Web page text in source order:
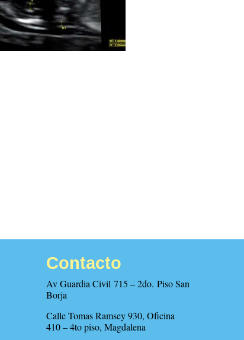
Contacto
Av Guardia Civil 715 – 2do. Piso San
Borja
Calle Tomas Ramsey 930, Oficina
410 – 4to piso, Magdalena